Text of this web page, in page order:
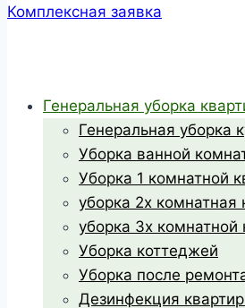
Комплексная заявка
Генеральная уборка
Генеральная уборка
Уборка ванной
Уборка 1 комнатной
уборка 2х комнатная
уборка 3х комнатной
Уборка коттеджей
Уборка после
Дезинфекция